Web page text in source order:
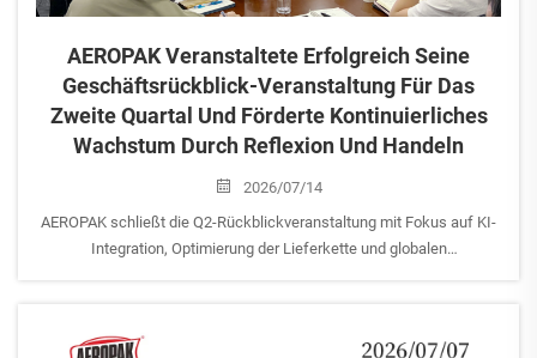
AEROPAK Veranstaltete Erfolgreich Seine
Geschäftsrückblick-Veranstaltung Für Das
Zweite Quartal Und Förderte Kontinuierliches
Wachstum Durch Reflexion Und Handeln
2026/07/14
AEROPAK schließt die Q2-Rückblickveranstaltung mit Fokus auf KI-
Integration, Optimierung der Lieferkette und globalen